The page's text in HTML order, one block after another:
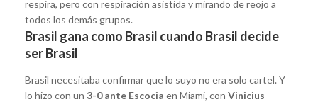
respira, pero con respiración asistida y mirando de reojo a
todos los demás grupos.
Brasil gana como Brasil cuando Brasil decide
ser Brasil
Brasil necesitaba confirmar que lo suyo no era solo cartel. Y
lo hizo con un 3-0 ante Escocia en Miami, con Vinicius